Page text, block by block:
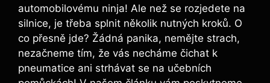
automobilovému ninja! Ale než se rozjedete na
silnice, je třeba splnit několik nutných kroků. O
co přesně jde? Žádná panika, nemějte strach,
nezačneme tím, že vás necháme čichat k
pneumatice ani strhávat se na učebních